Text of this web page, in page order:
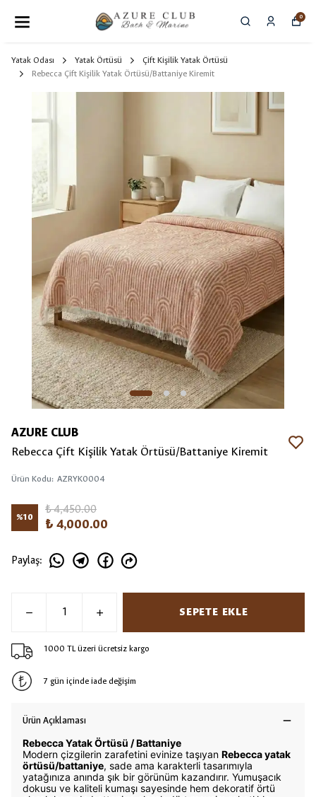
0
Yatak Odası Yatak Örtüsü
Çift Kişilik Yatak Örtüsü
Rebecca Çift Kişilik Yatak Örtüsü/Battaniye Kiremit
AZURE CLUB
Rebecca Çift Kişilik Yatak Örtüsü/Battaniye Kiremit
Ürün Kodu: AZRYK0004
%10
₺ 4,450.00
₺ 4,000.00
Paylaş:
SEPETE EKLE
1000 TL üzeri ücretsiz kargo
7 gün içinde iade değişim
Ürün Açıklaması
Rebecca Yatak Örtüsü / Battaniye
Modern çizgilerin zarafetini evinize taşıyan Rebecca yatak
örtüsü/battaniye, sade ama karakterli tasarımıyla
yatağınıza anında şık bir görünüm kazandırır. Yumuşacık
dokusu ve kaliteli kumaşı sayesinde hem dekoratif örtü